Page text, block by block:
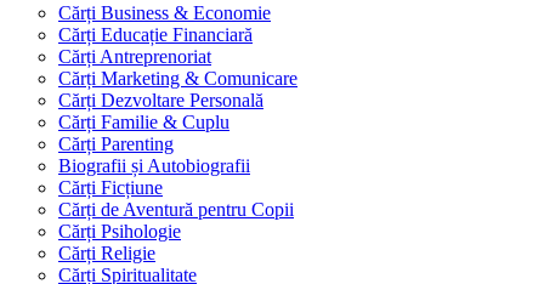
Cărți Business & Economie
Cărți Educație Financiară
Cărți Antreprenoriat
Cărți Marketing & Comunicare
Cărți Dezvoltare Personală
Cărți Familie & Cuplu
Cărți Parenting
Biografii și Autobiografii
Cărți Ficțiune
Cărți de Aventură pentru Copii
Cărți Psihologie
Cărți Religie
Cărți Spiritualitate